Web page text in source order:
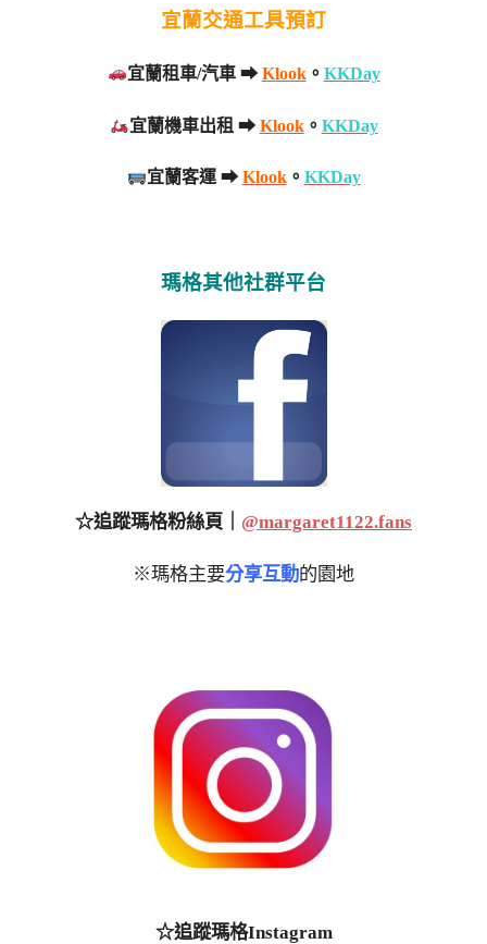
宜蘭交通工具預訂
宜蘭租車/汽車 ➡ Klook。 KKDay
宜蘭機車出租 ➡ Klook。 KKDay
宜蘭客運 ➡ Klook。 KKDay
瑪格其他社群平台
☆追蹤瑪格粉絲頁｜ @margaret1122.fans
※瑪格主要分享互動的園地
☆追蹤瑪格Instagram